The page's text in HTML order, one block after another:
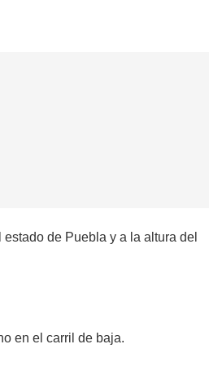
de Puebla y a la altura del
en el carril de baja.